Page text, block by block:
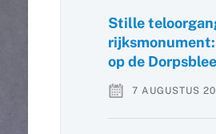
Stille
op de
7 AUGUSTUS